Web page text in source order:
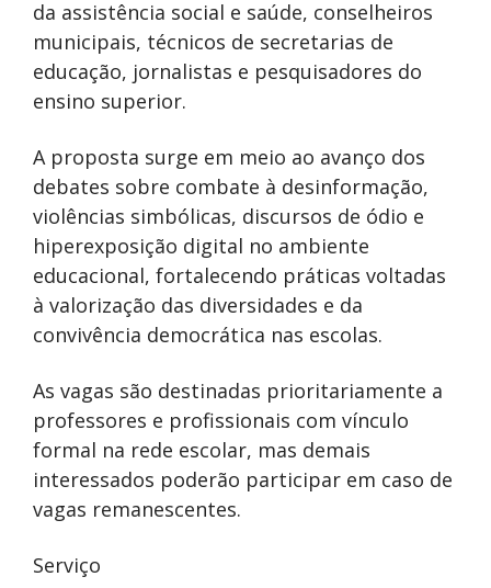
da assistência social e saúde, conselheiros
municipais, técnicos de secretarias de
educação, jornalistas e pesquisadores do
ensino superior.
A proposta surge em meio ao avanço dos
debates sobre combate à desinformação,
violências simbólicas, discursos de ódio e
hiperexposição digital no ambiente
educacional, fortalecendo práticas voltadas
à valorização das diversidades e da
convivência democrática nas escolas.
As vagas são destinadas prioritariamente a
professores e profissionais com vínculo
formal na rede escolar, mas demais
interessados poderão participar em caso de
vagas remanescentes.
Serviço